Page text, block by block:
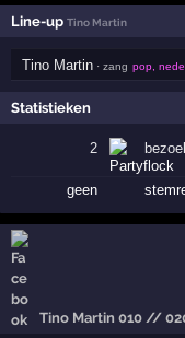
Line-upTino Martin
Tino Martin · zang pop,
Statistieken
2
geen
Tino Martin 010 //